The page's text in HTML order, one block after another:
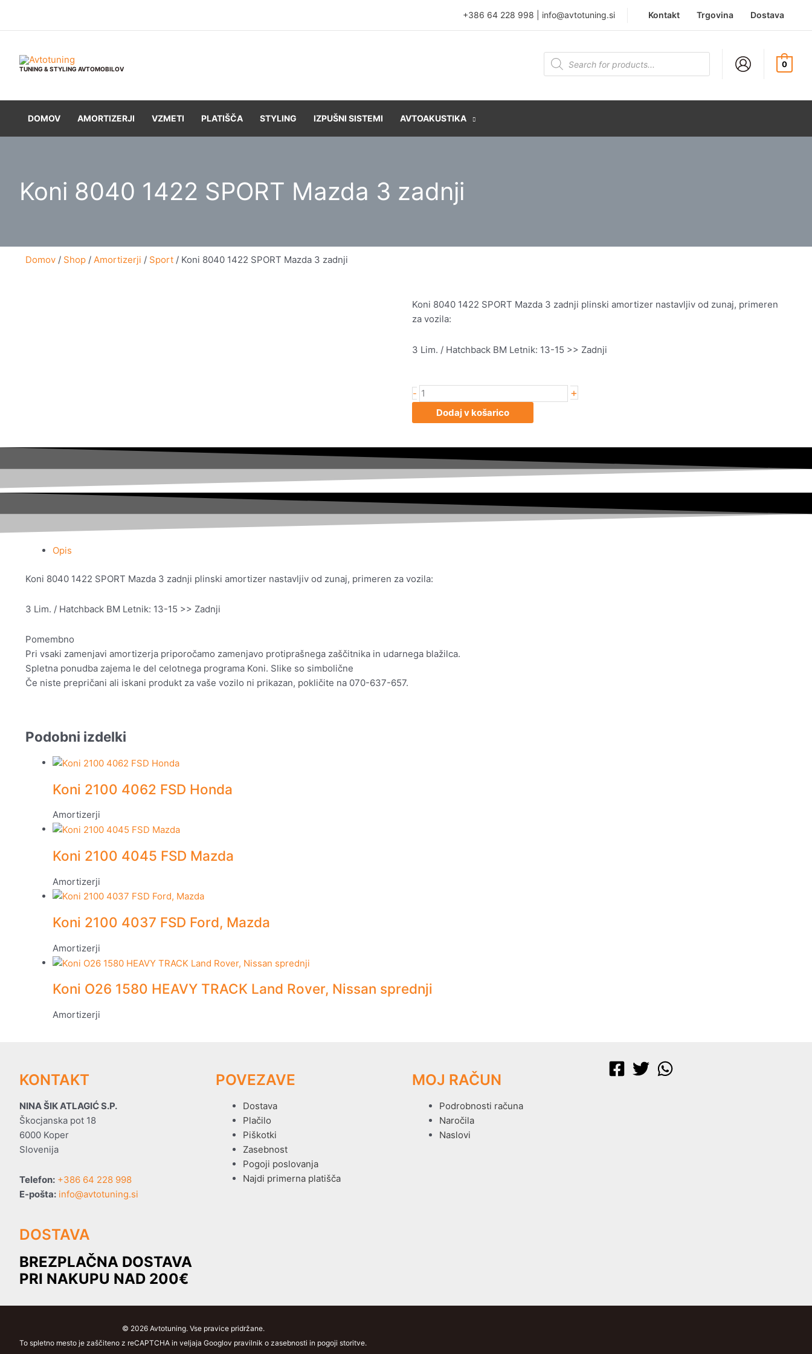
+386 64 228 998 info@avtotuning.si Kontakt Trgovina Dostava
TUNING & STYLING AVTOMOBILOV
Products
search 0
DOMOV AMORTIZERJI VZMETI PLATIŠČA STYLING IZPUŠNI SISTEMI AVTOAKUSTIKA
Koni 8040 1422 SPORT Mazda 3 zadnji
Domov / Shop / Amortizerji / Sport / Koni 8040 1422 SPORT Mazda 3 zadnji
Koni 8040 1422 SPORT Mazda 3 zadnji plinski amortizer nastavljiv od zunaj, primeren
za vozila:
3 Lim. / Hatchback BM Letnik: 13-15 >> Zadnji
- Koni
8040
1422
Mazda
zadnji
količina
+
Dodaj v košarico
Opis
Koni 8040 1422 SPORT Mazda 3 zadnji plinski amortizer nastavljiv od zunaj, primeren za vozila:
3 Lim. / Hatchback BM Letnik: 13-15 >> Zadnji
Pomembno
Pri vsaki zamenjavi amortizerja priporočamo zamenjavo protiprašnega zaščitnika in udarnega blažilca.
Spletna ponudba zajema le del celotnega programa Koni. Slike so simbolične
Če niste prepričani ali iskani produkt za vaše vozilo ni prikazan, pokličite na 070-637-657.
Podobni izdelki
Koni 2100 4062 FSD Honda
Amortizerji
Koni 2100 4045 FSD Mazda
Amortizerji
Koni 2100 4037 FSD Ford, Mazda
Amortizerji
Koni O26 1580 HEAVY TRACK Land Rover, Nissan sprednji
Amortizerji
KONTAKT
NINA ŠIK ATLAGIĆ S.P.
Škocjanska pot 18
6000 Koper
Slovenija
Telefon: +386 64 228 998
E-pošta: info@avtotuning.si
DOSTAVA
BREZPLAČNA DOSTAVA
PRI NAKUPU NAD 200€
POVEZAVE
Dostava
Plačilo
Piškotki
Zasebnost
Pogoji poslovanja
Najdi primerna platišča
MOJ RAČUN
Podrobnosti računa
Naročila
Naslovi
© 2026 Avtotuning. Vse pravice pridržane.
To spletno mesto je zaščiteno z reCAPTCHA in veljaja Googlov pravilnik o zasebnosti in pogoji storitve.